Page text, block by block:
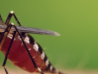
von Millionen Jahren
eine Gruppe heraus,
die
Einige Arten
dichte Geflechte
Was auffällig ist: Die